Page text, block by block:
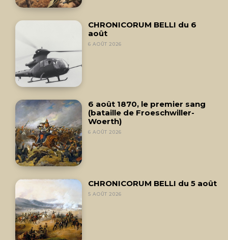
CHRONICORUM BELLI du 6
août
6 AOÛT 2026
6 août 1870, le premier sang
(bataille de Froeschwiller-
Woerth)
6 AOÛT 2026
CHRONICORUM BELLI du 5 août
5 AOÛT 2026